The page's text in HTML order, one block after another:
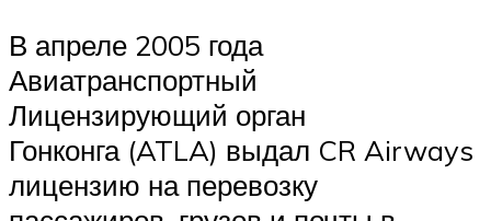
В апреле 2005 года
Авиатранспортный
Лицензирующий орган
Гонконга (ATLA) выдал CR Airways
лицензию на перевозку